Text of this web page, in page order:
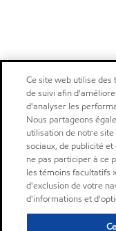
Ce site web utilise
de suivi afin
d'analyser les
Nous partageons
utilisation de notre
sociaux, de publicité
ne pas participer à ce
les témoins facultatifs
d'exclusion de votre
d'informations et